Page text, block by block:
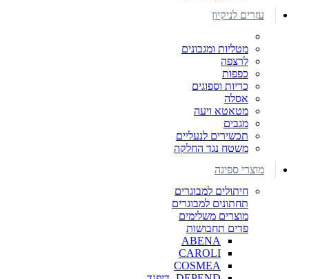
עזרים לניקיון
מטליות ומגבונים
לרצפה
כפפות
כריות וספוגים
אסלה
מטאטא ויעה
מגבים
תכשירים לנעליים
משטח נגד החלקה
מוצרי ספיגה
חיתולים למבוגרים
תחתונים למבוגרים
מוצרים משלימים
פדים תחבושות
ABENA
CAROLI
COSMEA